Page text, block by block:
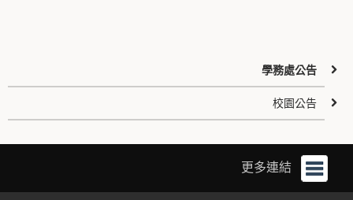
學務處公告
校園公告
更多連結